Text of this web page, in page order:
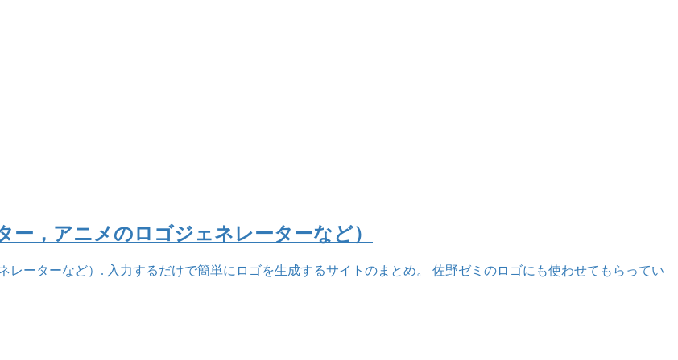
ー，アニメのロゴジェネレーターなど）
レーターなど）. 入力するだけで簡単にロゴを生成するサイトのまとめ。 佐野ゼミのロゴにも使わせてもらってい